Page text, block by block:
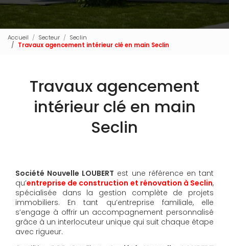
Accueil Secteur
Seclin
Travaux agencement intérieur clé en main Seclin
Travaux agencement
intérieur clé en main
Seclin
Société Nouvelle LOUBERT est une référence en tant
qu’entreprise de construction et rénovation à Seclin,
spécialisée dans la gestion complète de projets
immobiliers. En tant qu’entreprise familiale, elle
s’engage à offrir un accompagnement personnalisé
grâce à un interlocuteur unique qui suit chaque étape
avec rigueur.